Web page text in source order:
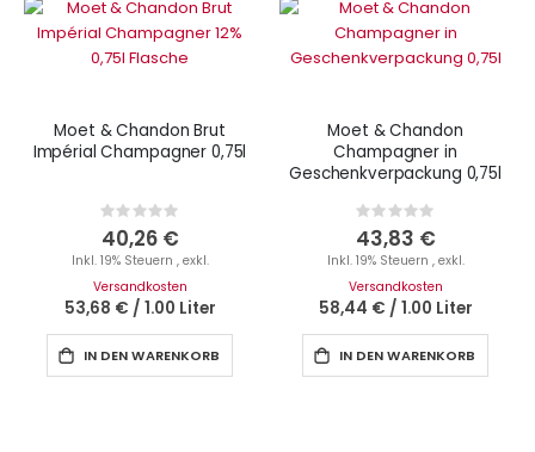
Moet & Chandon Brut
Impérial Champagner 0,75l
Rating:
0%
40,26 €
Inkl. 19% Steuern , exkl.
Versandkosten
53,68 € / 1.00 Liter
IN DEN WARENKORB
Moet & Chandon
Champagner in
Geschenkverpackung 0,75l
Rating:
0%
43,83 €
Inkl. 19% Steuern , exkl.
Versandkosten
58,44 € / 1.00 Liter
IN DEN WARENKORB